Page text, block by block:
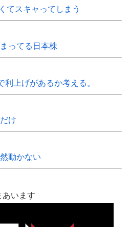
てスキャってしまう
ってる日本株
上げがあるか考える。
け
動かない
あいます